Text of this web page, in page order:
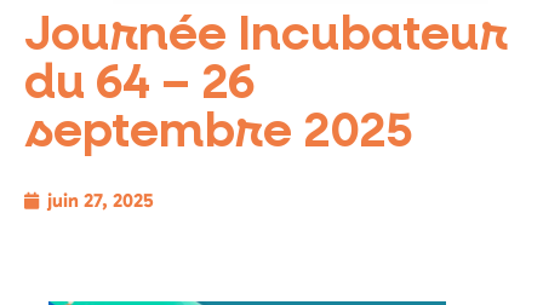
Journée Incubateur
du 64 – 26
septembre 2025
juin 27, 2025